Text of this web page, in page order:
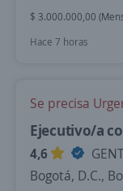
$ 3.000.000,00
Hace 7 horas
Se precisa
Ejecutivo/a
4,6
Bogotá, D.C.,